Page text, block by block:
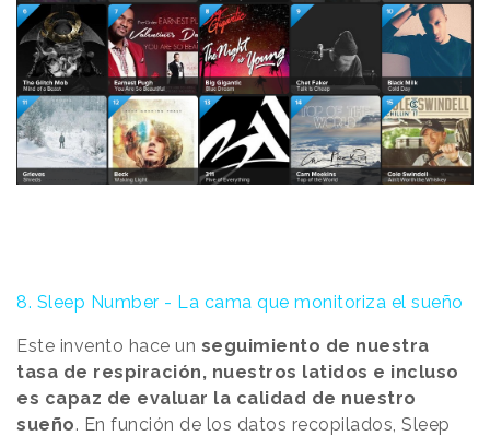
8. Sleep Number - La cama que monitoriza el sueño
Este invento hace un seguimiento de nuestra
tasa de respiración, nuestros latidos e incluso
es capaz de evaluar la calidad de nuestro
sueño. En función de los datos recopilados, Sleep